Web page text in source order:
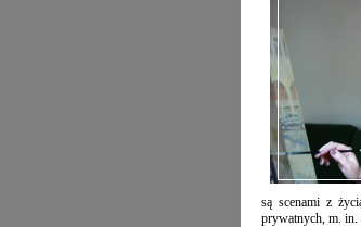
są scenami z
prywatnych, m. in.